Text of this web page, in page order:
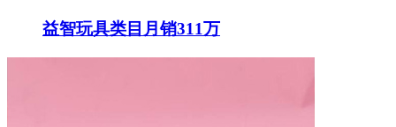
益智玩具类目月销311万